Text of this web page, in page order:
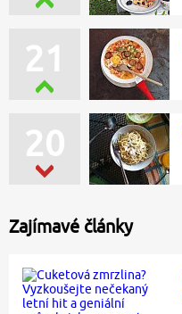
20
21
Zajímavé články